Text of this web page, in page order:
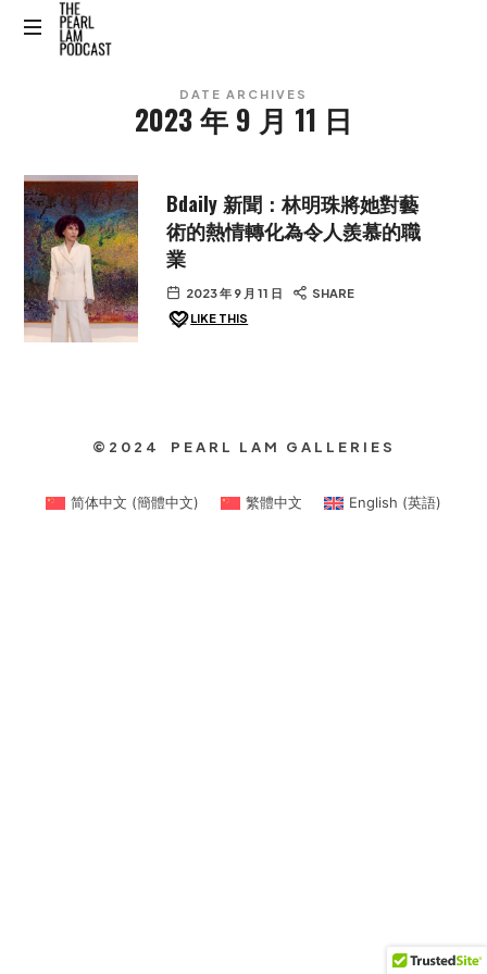
The
Podcast
DATE ARCHIVES
2023 年 9 月 11 日
Bdaily 新聞：林明珠將她對藝
術的熱情轉化為令人羨慕的職
業
2023 年 9 月 11 日
SHARE
LIKE THIS
©2024 PEARL LAM GALLERIES
简体中文 (簡體中文) 繁體中文 English (英語)